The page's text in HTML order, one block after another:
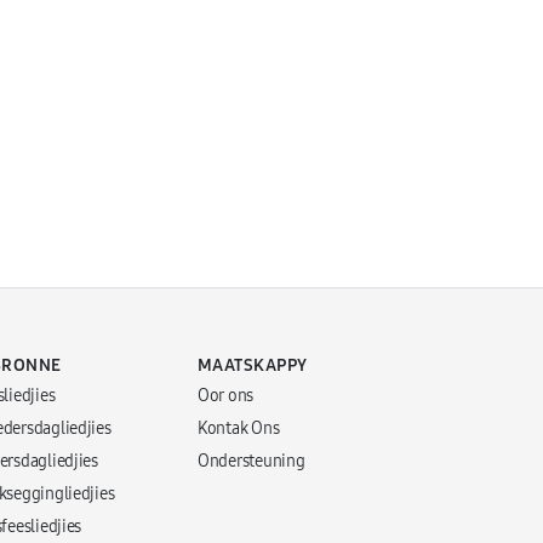
MAATSKAPPY
Oor ons
Kontak Ons
Ondersteuning